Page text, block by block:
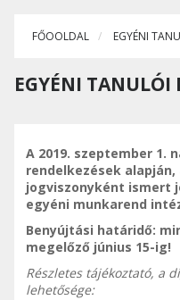
FŐOOLDAL EGYÉNI
EGYÉNI
A 2019. szeptember 1.
rendelkezések
jogviszonyként ismert
egyéni munkarend
Benyújtási határidő:
megelőző június 15-ig!
Részletes tájékoztató, a
lehetősége: